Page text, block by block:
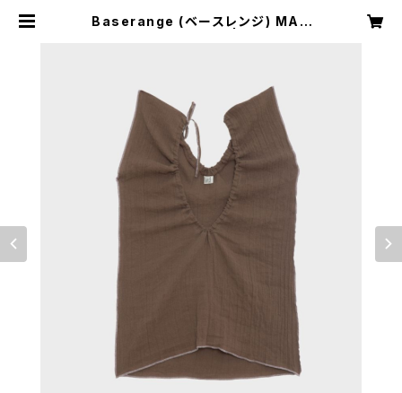
Baserange (ベースレンジ) MAX